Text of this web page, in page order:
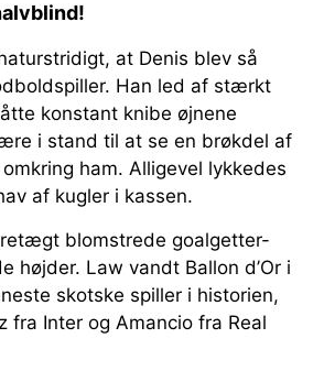
at Denis blev så
Han led af stærkt
konstant knibe øjnene
i stand til at se en brøkdel af
ham. Alligevel lykkedes
af kugler i kassen.
blomstrede goalgetter-
højder. Law vandt Ballon d’Or i
skotske spiller i historien,
fra Inter og Amancio fra Real